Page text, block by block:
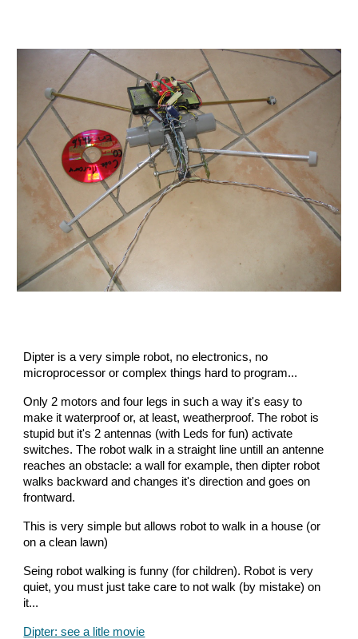
Dipter is a very simple robot, no electronics, no
microprocessor or complex things hard to program...
Only 2 motors and four legs in such a way it's easy to
make it waterproof or, at least, weatherproof. The robot is
stupid but it's 2 antennas (with Leds for fun) activate
switches. The robot walk in a straight line untill an antenne
reaches an obstacle: a wall for example, then dipter robot
walks backward and changes it's direction and goes on
frontward.
This is very simple but allows robot to walk in a house (or
on a clean lawn)
Seing robot walking is funny (for children). Robot is very
quiet, you must just take care to not walk (by mistake) on
it...
Dipter: see a litle movie